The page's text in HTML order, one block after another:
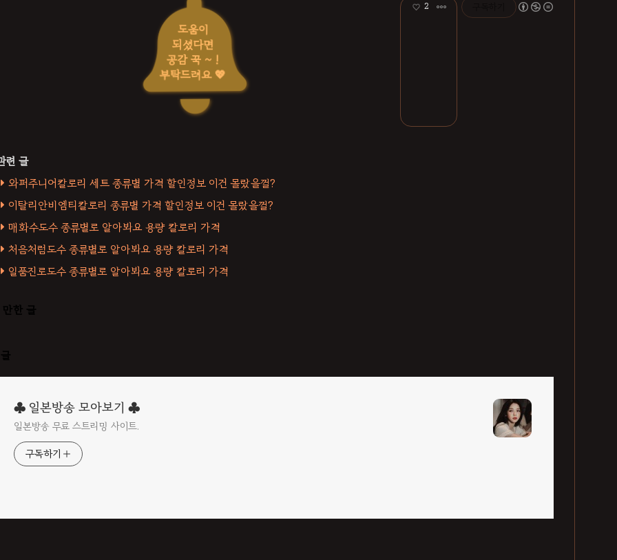
도움이
되셨다면
공감 꾹 ~ !
부탁드려요 💖
2
와퍼주니어칼로리 세트 종류별 가격 할인정보 이건 몰랐을껄?
이탈리안비엠티칼로리 종류별 가격 할인정보 이건 몰랐을껄?
매화수도수 종류별로 알아봐요 용량 칼로리 가격
처음처럼도수 종류별로 알아봐요 용량 칼로리 가격
일품진로도수 종류별로 알아봐요 용량 칼로리 가격
만한 글
♣ 일본방송 모아보기 ♣
일본방송 무료 스트리밍 사이트.
구독하기